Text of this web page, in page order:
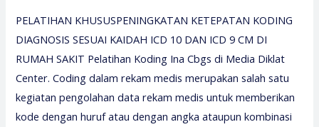
PELATIHAN KHUSUSPENINGKATAN KETEPATAN KODING
DIAGNOSIS SESUAI KAIDAH ICD 10 DAN ICD 9 CM DI
RUMAH SAKIT Pelatihan Koding Ina Cbgs di Media Diklat
Center. Coding dalam rekam medis merupakan salah satu
kegiatan pengolahan data rekam medis untuk memberikan
kode dengan huruf atau dengan angka ataupun kombinasi